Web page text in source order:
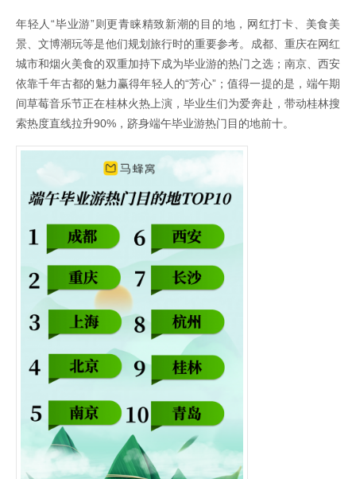
年轻人“毕业游”则更青睐精致新潮的目的地，网红打卡、美食美
景、文博潮玩等是他们规划旅行时的重要参考。成都、重庆在网红
城市和烟火美食的双重加持下成为毕业游的热门之选；南京、西安
依靠千年古都的魅力赢得年轻人的“芳心”；值得一提的是，端午期
间草莓音乐节正在桂林火热上演，毕业生们为爱奔赴，带动桂林搜
索热度直线拉升90%，跻身端午毕业游热门目的地前十。